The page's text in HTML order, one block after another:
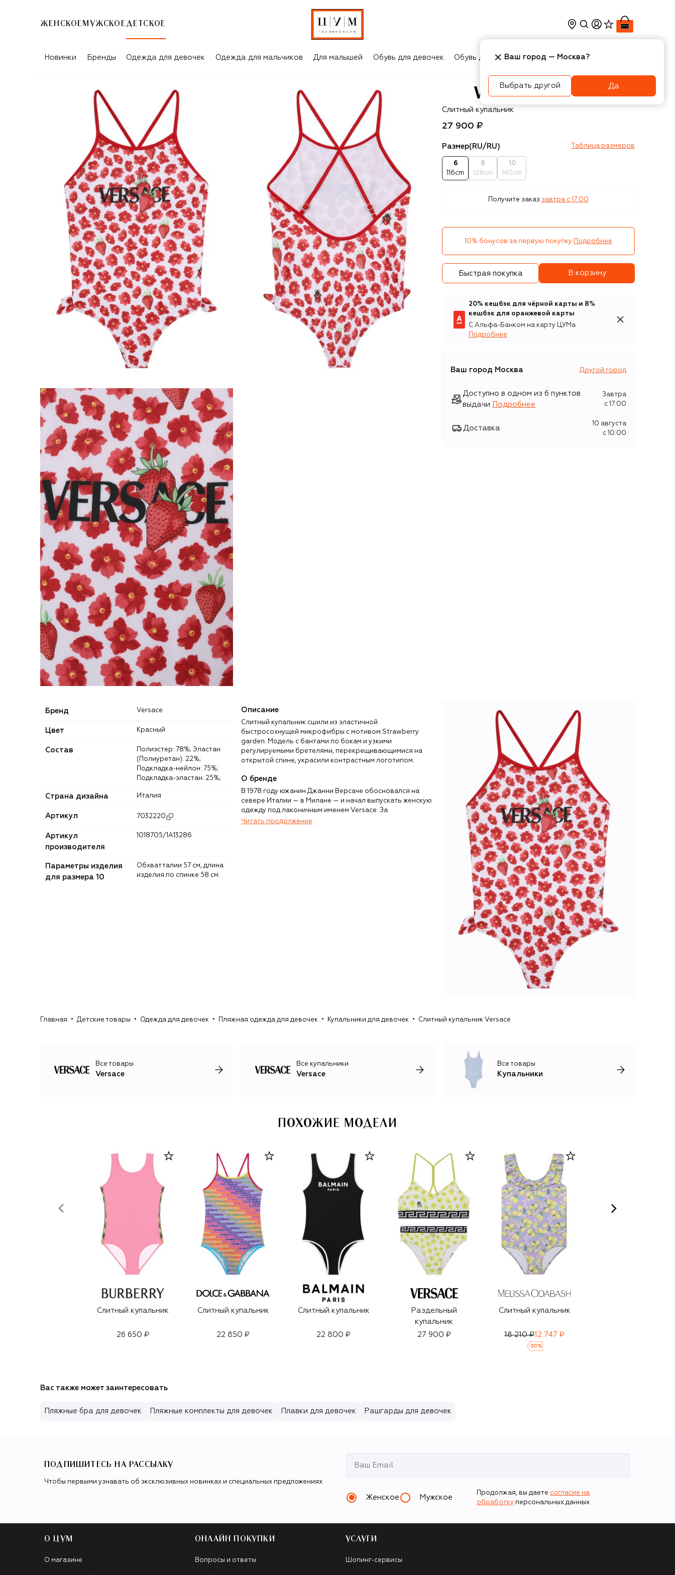
ЖЕНСКОЕ МУЖСКОЕ ДЕТСКОЕ
Новинки Бренды Одежда для девочек Одежда для мальчиков Для малышей Обувь для девочек Обувь для мальчиков Игрушки Аксесcуары
Versace
Слитный купальник
27 900 ₽
Размер(RU/RU) Таблица размеров
6
116cm
8
128cm
10
140cm
Получите заказ завтра c 17:00
10% бонусов за первую покупку Подробнее
Быстрая покупка В корзину
20% кешбэк для чёрной карты и 8%
кешбэк для оранжевой карты
С Альфа-Банком на карту ЦУМа
Подробнее
Ваш город Москва Другой город
Доступно в одном из 6 пунктов
выдачи
Подробнее
Завтра
c 17:00
Доставка
10 августа
c 10:00
Бренд Versace
Цвет Красный
Состав
(Полиуретан): 22%;
Подкладка-нейлон: 75%;
Подкладка-эластан: 25%;
Страна дизайна Италия
Артикул 7032220
Артикул
производителя
1018705/1A13286
Параметры изделия
для размера 10
Обхват талии 57 см, длина
изделия по спинке 58 см.
Описание
Слитный купальник сшили из эластичной
быстросохнущей микрофибры с мотивом Strawberry
garden. Модель с бантами по бокам и узкими
регулируемыми бретелями, перекрещивающимися на
открытой спине, украсили контрастным логотипом.
О бренде
В 1978 году южанин Джанни Версаче обосновался на
севере Италии — в Милане — и начал выпускать женскую
одежду под лаконичным именем Versace. За
оглушительным успехом первой коллекции последовали
булавками, туфли и босоножки на платформе Medusa
Читать продолжение
Главная Детские товары Одежда для девочек Пляжная одежда для девочек Купальники для девочек Слитный купальник Versace
Все товары
Versace
Все купальники
Versace
Все товары
Купальники
ПОХОЖИЕ МОДЕЛИ
Слитный купальник
26 650 ₽
Слитный купальник
22 850 ₽
Слитный купальник
22 800 ₽
Раздельный
купальник
27 900 ₽
Слитный купальник
18 210 ₽12 747 ₽
-30 %
Вас также может заинтересовать
Пляжные бра для девочек Пляжные комплекты для девочек Плавки для девочек Рашгарды для девочек
ПОДПИШИТЕСЬ НА РАССЫЛКУ
Чтобы первыми узнавать об эксклюзивных новинках и специальных предложениях
Женское Мужское
Продолжая, вы даете согласие на
обработку персональных данных
О ЦУМ
О магазине
ОНЛАЙН ПОКУПКИ
Вопросы и ответы
УСЛУГИ
Шопинг-сервисы
Ваш город — Москва?
Выбрать другой Да